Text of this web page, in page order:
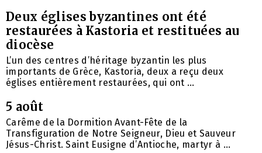
Deux églises byzantines ont été
restaurées à Kastoria et restituées au
diocèse
L’un des centres d’héritage byzantin les plus
importants de Grèce, Kastoria, deux a reçu deux
églises entièrement restaurées, qui ont ...
5 août
Carême de la Dormition Avant-Fête de la
Transfiguration de Notre Seigneur, Dieu et Sauveur
Jésus-Christ. Saint Eusigne d’Antioche, martyr à ...